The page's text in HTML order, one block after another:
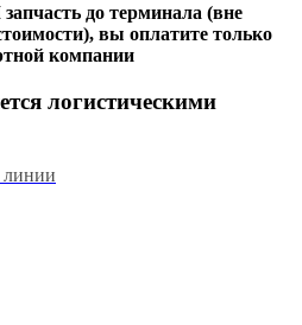
до терминала (вне
вы оплатите только
компании
логистическими
линии